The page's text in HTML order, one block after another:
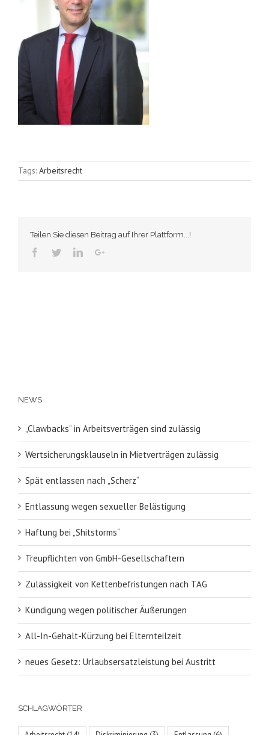
Tags: Arbeitsrecht
Teilen Sie diesen Beitrag auf Ihrer Plattform...!
Facebook
TwitterLinkedinGoogleplus
NEWS
„Clawbacks“ in Arbeitsverträgen sind zulässig
Wertsicherungsklauseln in Mietverträgen zulässig
Spät entlassen nach „Scherz“
Entlassung wegen sexueller Belästigung
Haftung bei „Shitstorms“
Treupflichten von GmbH-Gesellschaftern
Zulässigkeit von Kettenbefristungen nach TAG
Kündigung wegen politischer Äußerungen
All-In-Gehalt-Kürzung bei Elternteilzeit
neues Gesetz: Urlaubsersatzleistung bei Austritt
SCHLAGWÖRTER